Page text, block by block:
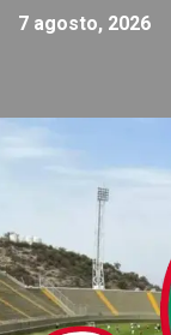
7 agosto, 2026